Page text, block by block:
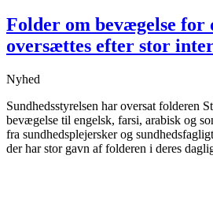
Folder om bevægelse for
oversættes efter stor
Nyhed
Sundhedsstyrelsen har oversat folderen
bevægelse til engelsk, farsi, arabisk og
fra sundhedsplejersker og
der har stor gavn af folderen i deres